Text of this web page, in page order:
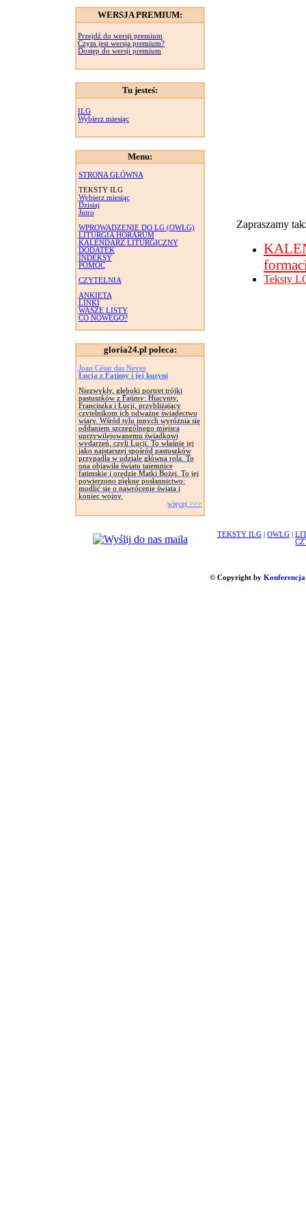
WERSJA PREMIUM:
Przejdź do wersji premium
Czym jest wersja premium?
Dostęp do wersji premium
Tu jesteś:
ILG
Wybierz miesiąc
Menu:
STRONA GŁÓWNA
TEKSTY ILG
Wybierz miesiąc
Dzisiaj
Jutro
WPROWADZENIE DO LG (OWLG)
LITURGIA HORARUM
KALENDARZ LITURGICZNY
DODATEK
INDEKSY
POMOC
CZYTELNIA
ANKIETA
LINKI
WASZE LISTY
CO NOWEGO?
gloria24.pl poleca:
Joao César das Neves
Łucja z Fatimy i jej kuzyni
Niezwykły, głęboki portret trójki
pastuszków z Fatimy: Hiacynty,
Franciszka i Łucji, przybliżający
czytelnikom ich odważne świadectwo
wiary. Wśród tylu innych wyróżnia się
oddaniem szczególnego miejsca
uprzywilejowanemu świadkowi
wydarzeń, czyli Łucji. To właśnie jej
jako najstarszej spośród pastuszków
przypadła w udziale główna rola. To
ona objawiła światu tajemnice
fatimskie i orędzie Matki Bożej. To jej
powierzono piękne posłannictwo:
modlić się o nawrócenie świata i
koniec wojny.
więcej >>>
Zapraszamy
Teksty
TEKSTY ILG OWLG
© Copyright by Konferencja